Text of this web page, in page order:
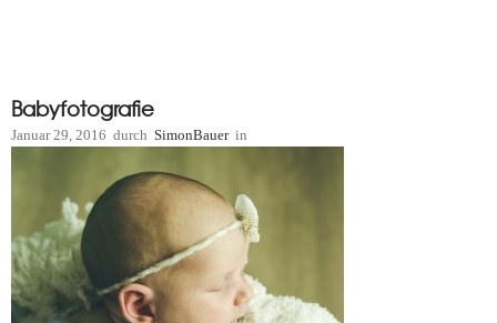
Babyfotografie
Januar 29, 2016 durch SimonBauer in